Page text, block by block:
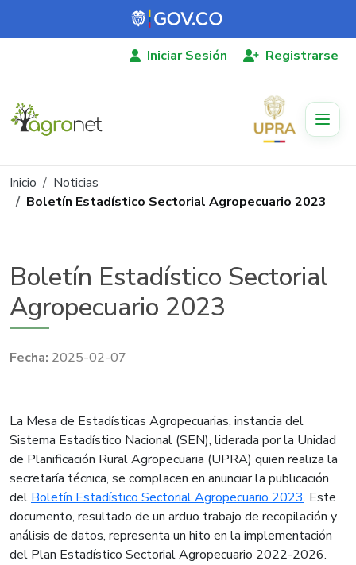
Pasar al contenido principal
Iniciar Sesión Registrarse
Ruta de navegación
Inicio
Noticias
Boletín Estadístico Sectorial Agropecuario 2023
Boletín Estadístico Sectorial
Agropecuario 2023
2025-02-07
La Mesa de Estadísticas Agropecuarias, instancia del
Sistema Estadístico Nacional (SEN), liderada por la Unidad
de Planificación Rural Agropecuaria (UPRA) quien realiza la
secretaría técnica, se complacen en anunciar la publicación
del Boletín Estadístico Sectorial Agropecuario 2023. Este
documento, resultado de un arduo trabajo de recopilación y
análisis de datos, representa un hito en la implementación
del Plan Estadístico Sectorial Agropecuario 2022-2026.